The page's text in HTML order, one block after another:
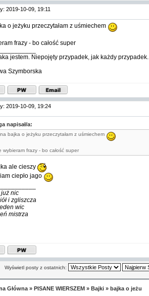
2019-10-09, 19:11
o jeżyku przeczytałam z uśmiechem
frazy - bo całość super
jestem. Niepojęty przypadek, jak każdy przypadek.
Szymborska
2019-10-09, 19:24
napisał/a:
bajka o jeżyku przeczytałam z uśmiechem
wybieram frazy - bo całość super
ale cieszy
ciepło jago
nic
i zgliszcza
wic
mistrza
Wyświetl posty z ostatnich:
Główna » PISANE WIERSZEM » Bajki » bajka o jeżu